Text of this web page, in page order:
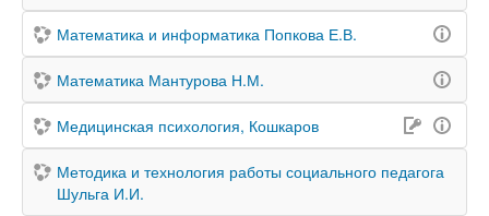
Математика и информатика Попкова Е.В.
Математика Мантурова Н.М.
Медицинская психология, Кошкаров
Методика и технология работы социального педагога
Шульга И.И.